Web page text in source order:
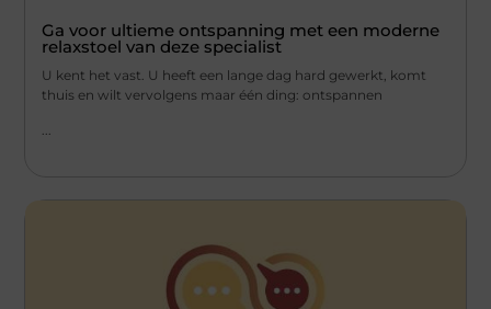
Ga voor ultieme ontspanning met een moderne
relaxstoel van deze specialist
U kent het vast. U heeft een lange dag hard gewerkt, komt
thuis en wilt vervolgens maar één ding: ontspannen
...